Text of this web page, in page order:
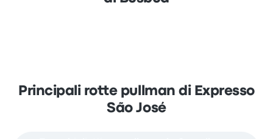
Principali rotte pullman di Expresso
São José